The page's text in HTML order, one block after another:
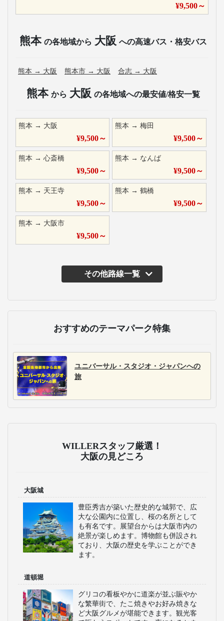
¥9,500～
熊本 の各地域から 大阪 への高速バス・格安バス
熊本 → 大阪 熊本市 → 大阪 合志 → 大阪
熊本 から 大阪 の各地域への最安値/格安一覧
熊本 → 大阪
¥9,500～
熊本 →梅田
¥9,500～
熊本 → 心斎橋
¥9,500～
熊本 → なんば
¥9,500～
熊本 → 天王寺
¥9,500～
熊本 →鶴橋
¥9,500～
熊本 → 大阪市
¥9,500～
その他路線一覧
主な運行バス会社
国、四国、九州方面を
結ぶ高速バスを20路線
便利な移動手段をお届
おすすめのテーマパーク特集
旅